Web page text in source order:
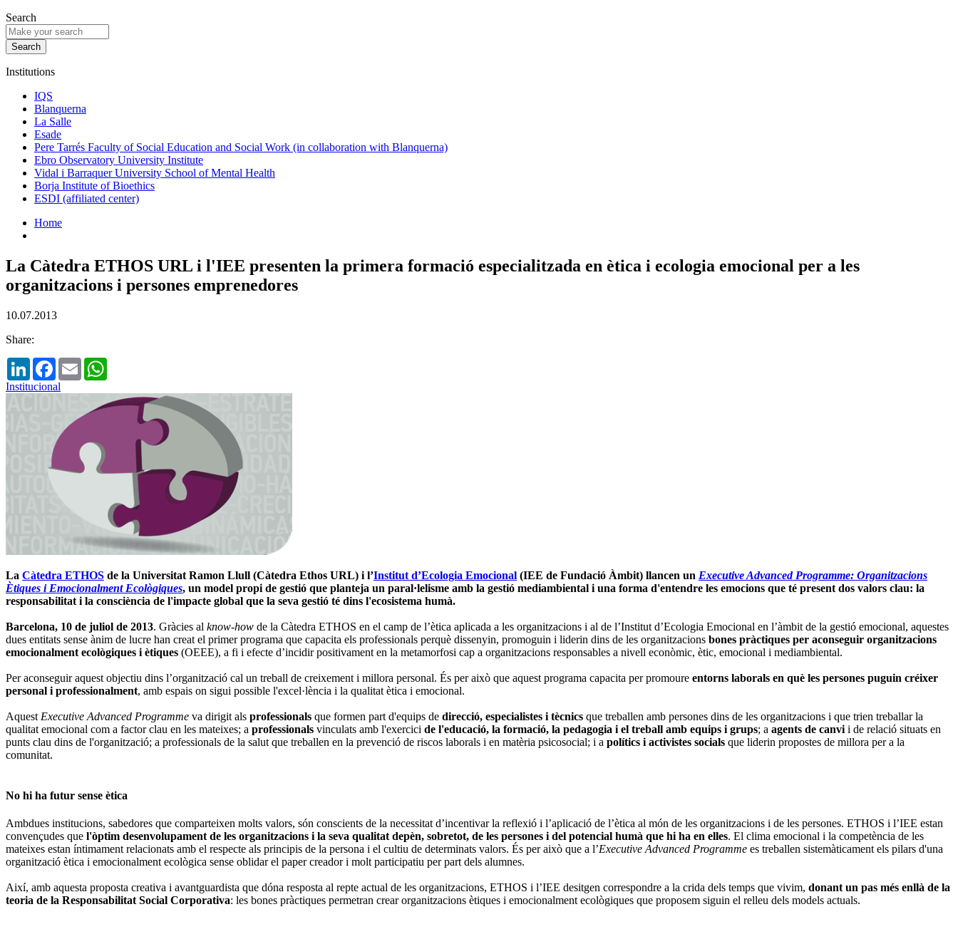
Search
Institutions
IQS
Blanquerna
La Salle
Esade
Pere Tarrés Faculty of Social Education and Social Work (in collaboration with Blanquerna)
Ebro Observatory University Institute
Vidal i Barraquer University School of Mental Health
Borja Institute of Bioethics
ESDI (affiliated center)
Home
La Càtedra ETHOS URL i l'IEE presenten la primera formació especialitzada en ètica i ecologia emocional per a les
organitzacions i persones emprenedores
10.07.2013
Share:
LinkedInFacebook
Email
Institucional
La Càtedra ETHOS de la Universitat Ramon Llull (Càtedra Ethos URL) i l’Institut d’Ecologia Emocional (IEE de Fundació Àmbit) llancen un Executive Advanced Programme: Organitzacions
Ètiques i Emocionalment Ecològiques, un model propi de gestió que planteja un paral·lelisme amb la gestió mediambiental i una forma d'entendre les emocions que té present dos valors clau: la
responsabilitat i la consciència de l'impacte global que la seva gestió té dins l'ecosistema humà.
Barcelona, 10 de juliol de 2013. Gràcies al know-how de la Càtedra ETHOS en el camp de l’ètica aplicada a les organitzacions i al de l’Institut d’Ecologia Emocional en l’àmbit de la gestió emocional, aquestes
dues entitats sense ànim de lucre han creat el primer programa que capacita els professionals perquè dissenyin, promoguin i liderin dins de les organitzacions bones pràctiques per aconseguir organitzacions
emocionalment ecològiques i ètiques (OEEE), a fi i efecte d’incidir positivament en la metamorfosi cap a organitzacions responsables a nivell econòmic, ètic, emocional i mediambiental.
Per aconseguir aquest objectiu dins l’organització cal un treball de creixement i millora personal. És per això que aquest programa capacita per promoure entorns laborals en què les persones puguin créixer
personal i professionalment, amb espais on sigui possible l'excel·lència i la qualitat ètica i emocional.
Aquest Executive Advanced Programme va dirigit als professionals que formen part d'equips de direcció, especialistes i tècnics que treballen amb persones dins de les organitzacions i que trien treballar la
qualitat emocional com a factor clau en les mateixes; a professionals vinculats amb l'exercici de l'educació, la formació, la pedagogia i el treball amb equips i grups; a agents de canvi i de relació situats en
punts clau dins de l'organització; a professionals de la salut que treballen en la prevenció de riscos laborals i en matèria psicosocial; i a polítics i activistes socials que liderin propostes de millora per a la
comunitat.
No hi ha futur sense ètica
Ambdues institucions, sabedores que comparteixen molts valors, són conscients de la necessitat d’incentivar la reflexió i l’aplicació de l’ètica al món de les organitzacions i de les persones. ETHOS i l’IEE estan
convençudes que l'òptim desenvolupament de les organitzacions i la seva qualitat depèn, sobretot, de les persones i del potencial humà que hi ha en elles. El clima emocional i la competència de les
mateixes estan íntimament relacionats amb el respecte als principis de la persona i el cultiu de determinats valors. És per això que a l’Executive Advanced Programme es treballen sistemàticament els pilars d'una
organització ètica i emocionalment ecològica sense oblidar el paper creador i molt participatiu per part dels alumnes.
Així, amb aquesta proposta creativa i avantguardista que dóna resposta al repte actual de les organitzacions, ETHOS i l’IEE desitgen correspondre a la crida dels temps que vivim, donant un pas més enllà de la
teoria de la Responsabilitat Social Corporativa: les bones pràctiques permetran crear organitzacions ètiques i emocionalment ecològiques que proposem siguin el relleu dels models actuals.